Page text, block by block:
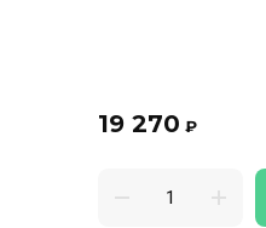
19 270 ₽